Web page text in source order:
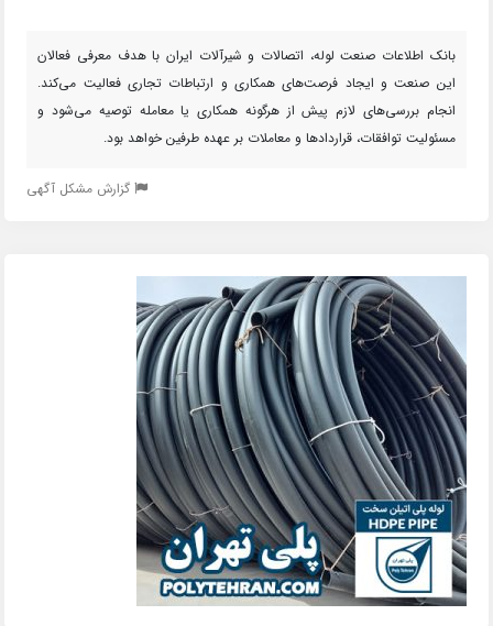
بانک اطلاعات صنعت لوله، اتصالات و شیرآلات ایران با هدف معرفی فعالان
این صنعت و ایجاد فرصت‌های همکاری و ارتباطات تجاری فعالیت می‌کند.
انجام بررسی‌های لازم پیش از هرگونه همکاری یا معامله توصیه می‌شود و
مسئولیت توافقات، قراردادها و معاملات بر عهده طرفین خواهد بود.
گزارش مشکل آگهی